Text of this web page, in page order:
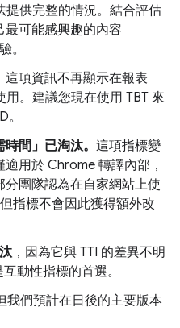
提供完整的情況。結合評估
可能感興趣的內容
。
這項資訊不再顯示在報表
。建議您現在使用 TBT 來
間」已淘汰。 這項指標變
用於 Chrome 轉譯內部，
團隊認為在自家網站上使
指標不會因此獲得額外改
，因為它與 TTI 的差異不明
動性指標的首選。
我們預計在日後的主要版本